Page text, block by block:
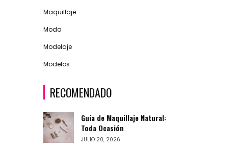
Maquillaje
Moda
Modelaje
Modelos
RECOMENDADO
Guía de Maquillaje Natural:
Toda Ocasión
JULIO 20, 2026